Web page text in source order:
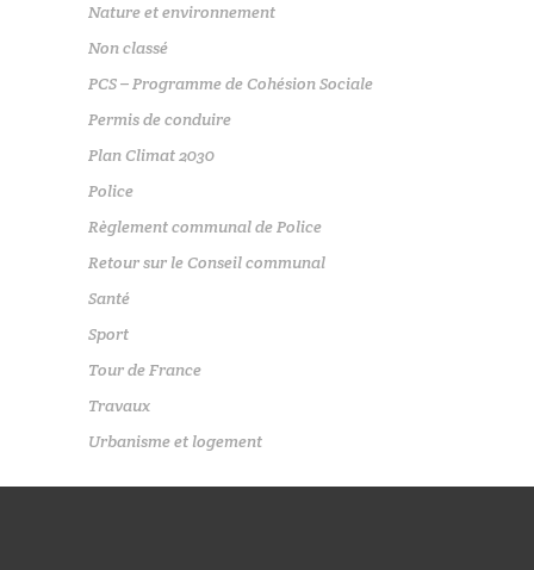
Nature et environnement
Non classé
PCS – Programme de Cohésion Sociale
Permis de conduire
Plan Climat 2030
Police
Règlement communal de Police
Retour sur le Conseil communal
Santé
Sport
Tour de France
Travaux
Urbanisme et logement